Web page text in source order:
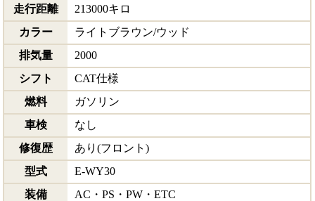
走行距離
213000キロ
カラー
ライトブラウン/ウッド
排気量
2000
シフト
CAT仕様
燃料
ガソリン
車検
なし
修復歴
あり(フロント)
型式
E-WY30
装備
AC・PS・PW・ETC